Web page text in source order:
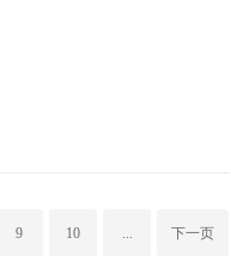
9 10 ... 下一页